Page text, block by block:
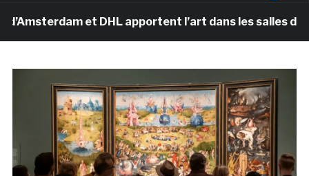
et DHL apportent l’art dans les salles de